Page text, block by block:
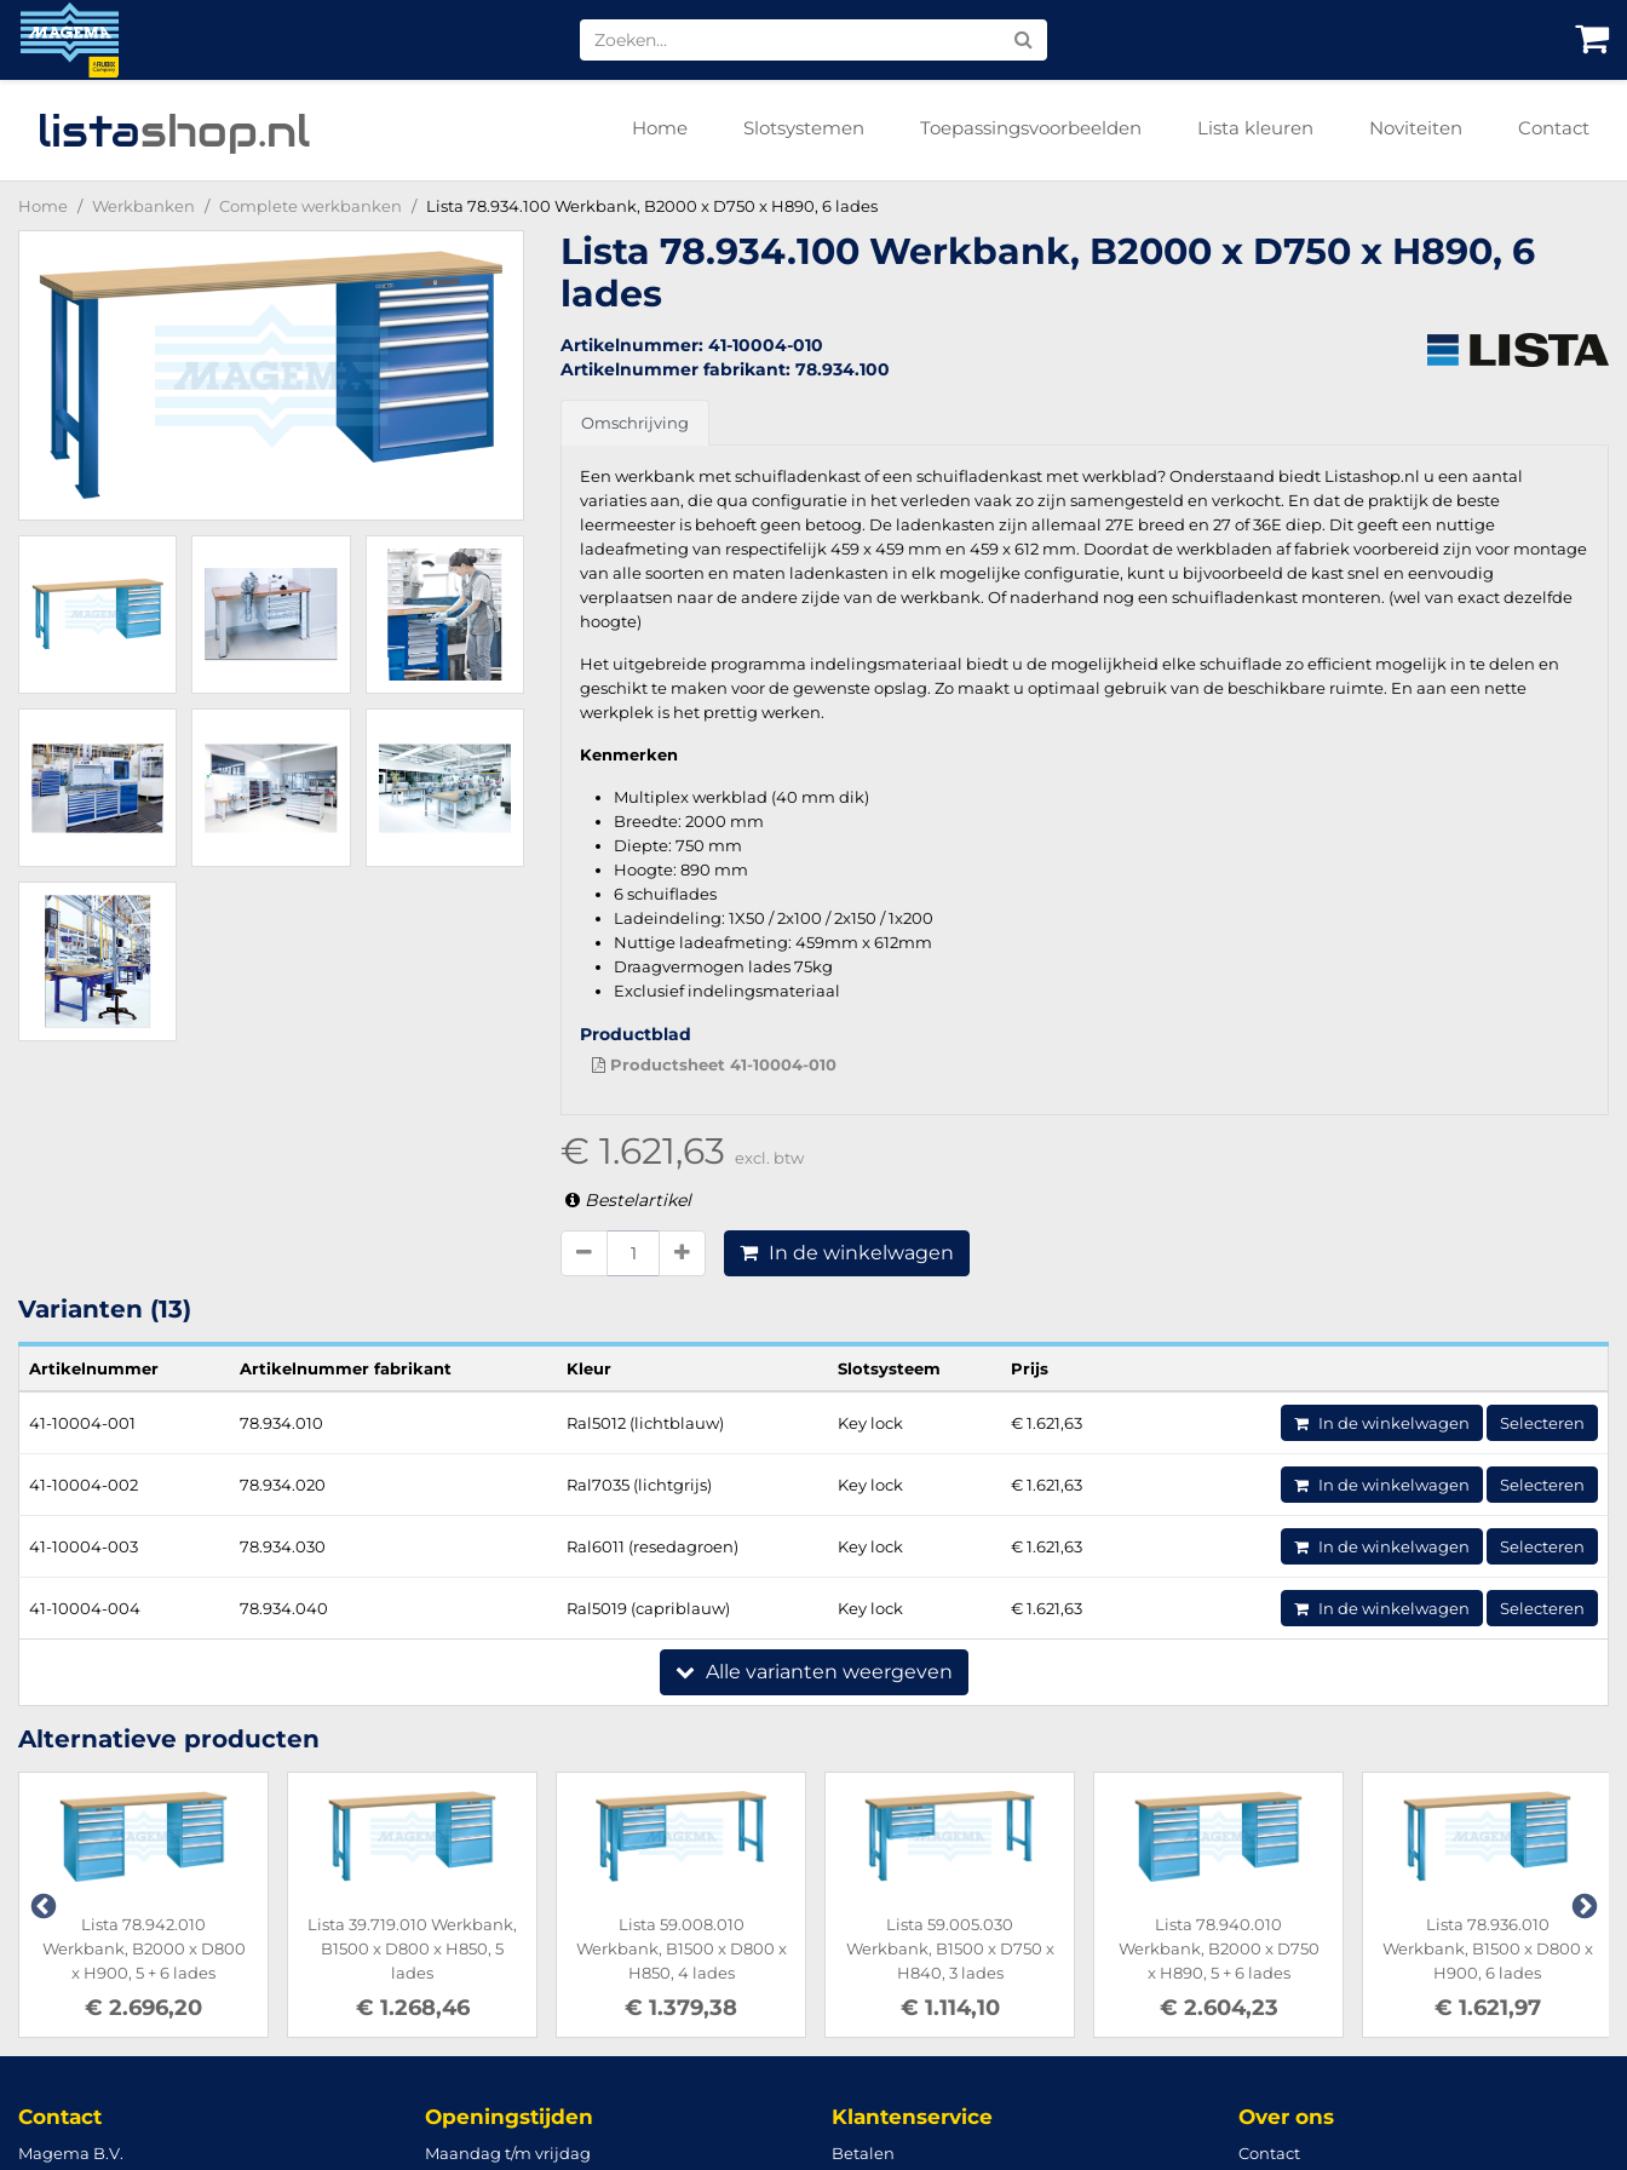
listashop.nl Home Slotsystemen Toepassingsvoorbeelden Lista kleuren Noviteiten Contact
Home Werkbanken Complete werkbanken Lista 78.934.100 Werkbank, B2000 x D750 x H890, 6 lades
Lista 78.934.100 Werkbank, B2000 x D750 x H890, 6
lades
Artikelnummer: 41-10004-010
Artikelnummer fabrikant: 78.934.100
Omschrijving
Een werkbank met schuifladenkast of een schuifladenkast met werkblad? Onderstaand biedt Listashop.nl u een aantal
variaties aan, die qua configuratie in het verleden vaak zo zijn samengesteld en verkocht. En dat de praktijk de beste
leermeester is behoeft geen betoog. De ladenkasten zijn allemaal 27E breed en 27 of 36E diep. Dit geeft een nuttige
ladeafmeting van respectifelijk 459 x 459 mm en 459 x 612 mm. Doordat de werkbladen af fabriek voorbereid zijn voor montage
van alle soorten en maten ladenkasten in elk mogelijke configuratie, kunt u bijvoorbeeld de kast snel en eenvoudig
verplaatsen naar de andere zijde van de werkbank. Of naderhand nog een schuifladenkast monteren. (wel van exact dezelfde
hoogte)
Het uitgebreide programma indelingsmateriaal biedt u de mogelijkheid elke schuiflade zo efficient mogelijk in te delen en
geschikt te maken voor de gewenste opslag. Zo maakt u optimaal gebruik van de beschikbare ruimte. En aan een nette
werkplek is het prettig werken.
Kenmerken
Multiplex werkblad (40 mm dik)
Breedte: 2000 mm
Diepte: 750 mm
Hoogte: 890 mm
6 schuiflades
Ladeindeling: 1X50 / 2x100 / 2x150 / 1x200
Nuttige ladeafmeting: 459mm x 612mm
Draagvermogen lades 75kg
Exclusief indelingsmateriaal
Productblad
Productsheet 41-10004-010
€ 1.621,63 excl. btw
Bestelartikel
In de winkelwagen
Varianten (13)
Artikelnummer Artikelnummer fabrikant Kleur Slotsysteem Prijs
41-10004-001 78.934.010 Ral5012 (lichtblauw) Key lock € 1.621,63 In de winkelwagen Selecteren
41-10004-002 78.934.020 Ral7035 (lichtgrijs) Key lock € 1.621,63 In de winkelwagen Selecteren
41-10004-003 78.934.030 Ral6011 (resedagroen) Key lock € 1.621,63 In de winkelwagen Selecteren
41-10004-004 78.934.040 Ral5019 (capriblauw) Key lock € 1.621,63 In de winkelwagen Selecteren
Alle varianten weergeven
Alternatieve producten
Lista 78.942.010
Werkbank, B2000 x D800
x H900, 5 + 6 lades
€ 2.696,20
Lista 39.719.010 Werkbank,
B1500 x D800 x H850, 5
lades
€ 1.268,46
Lista 59.008.010
Werkbank, B1500 x D800 x
H850, 4 lades
€ 1.379,38
Lista 59.005.030
Werkbank, B1500 x D750 x
H840, 3 lades
€ 1.114,10
Lista 78.940.010
Werkbank, B2000 x D750
x H890, 5 + 6 lades
€ 2.604,23
Lista 78.936.010
Werkbank, B1500 x D800 x
H900, 6 lades
€ 1.621,97
Contact
Magema B.V.
Openingstijden
Maandag t/m vrijdag
Klantenservice
Betalen
Over ons
Contact